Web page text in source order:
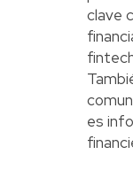
clave
es